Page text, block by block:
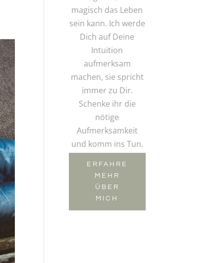
magisch das Leben
sein kann. Ich werde
Dich auf Deine
Intuition
aufmerksam
machen, sie spricht
immer zu Dir.
Schenke ihr die
nötige
Aufmerksamkeit
und komm ins Tun.
ERFAHRE
MEHR
ÜBER
MICH